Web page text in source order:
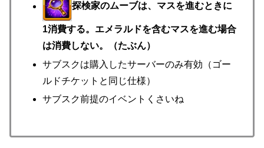
探検家のムーブは、マスを進むときに
1消費する。エメラルドを含むマスを進む場合
は消費しない。（たぶん）
サブスクは購入したサーバーのみ有効（ゴー
ルドチケットと同じ仕様）
サブスク前提のイベントくさいね